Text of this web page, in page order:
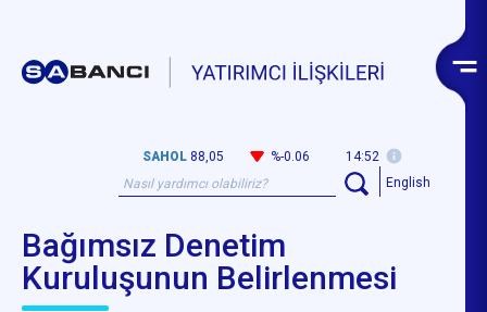
SAHOL 88,05 %-0.06
14:52
English
Bağımsız Denetim
Kuruluşunun Belirlenmesi